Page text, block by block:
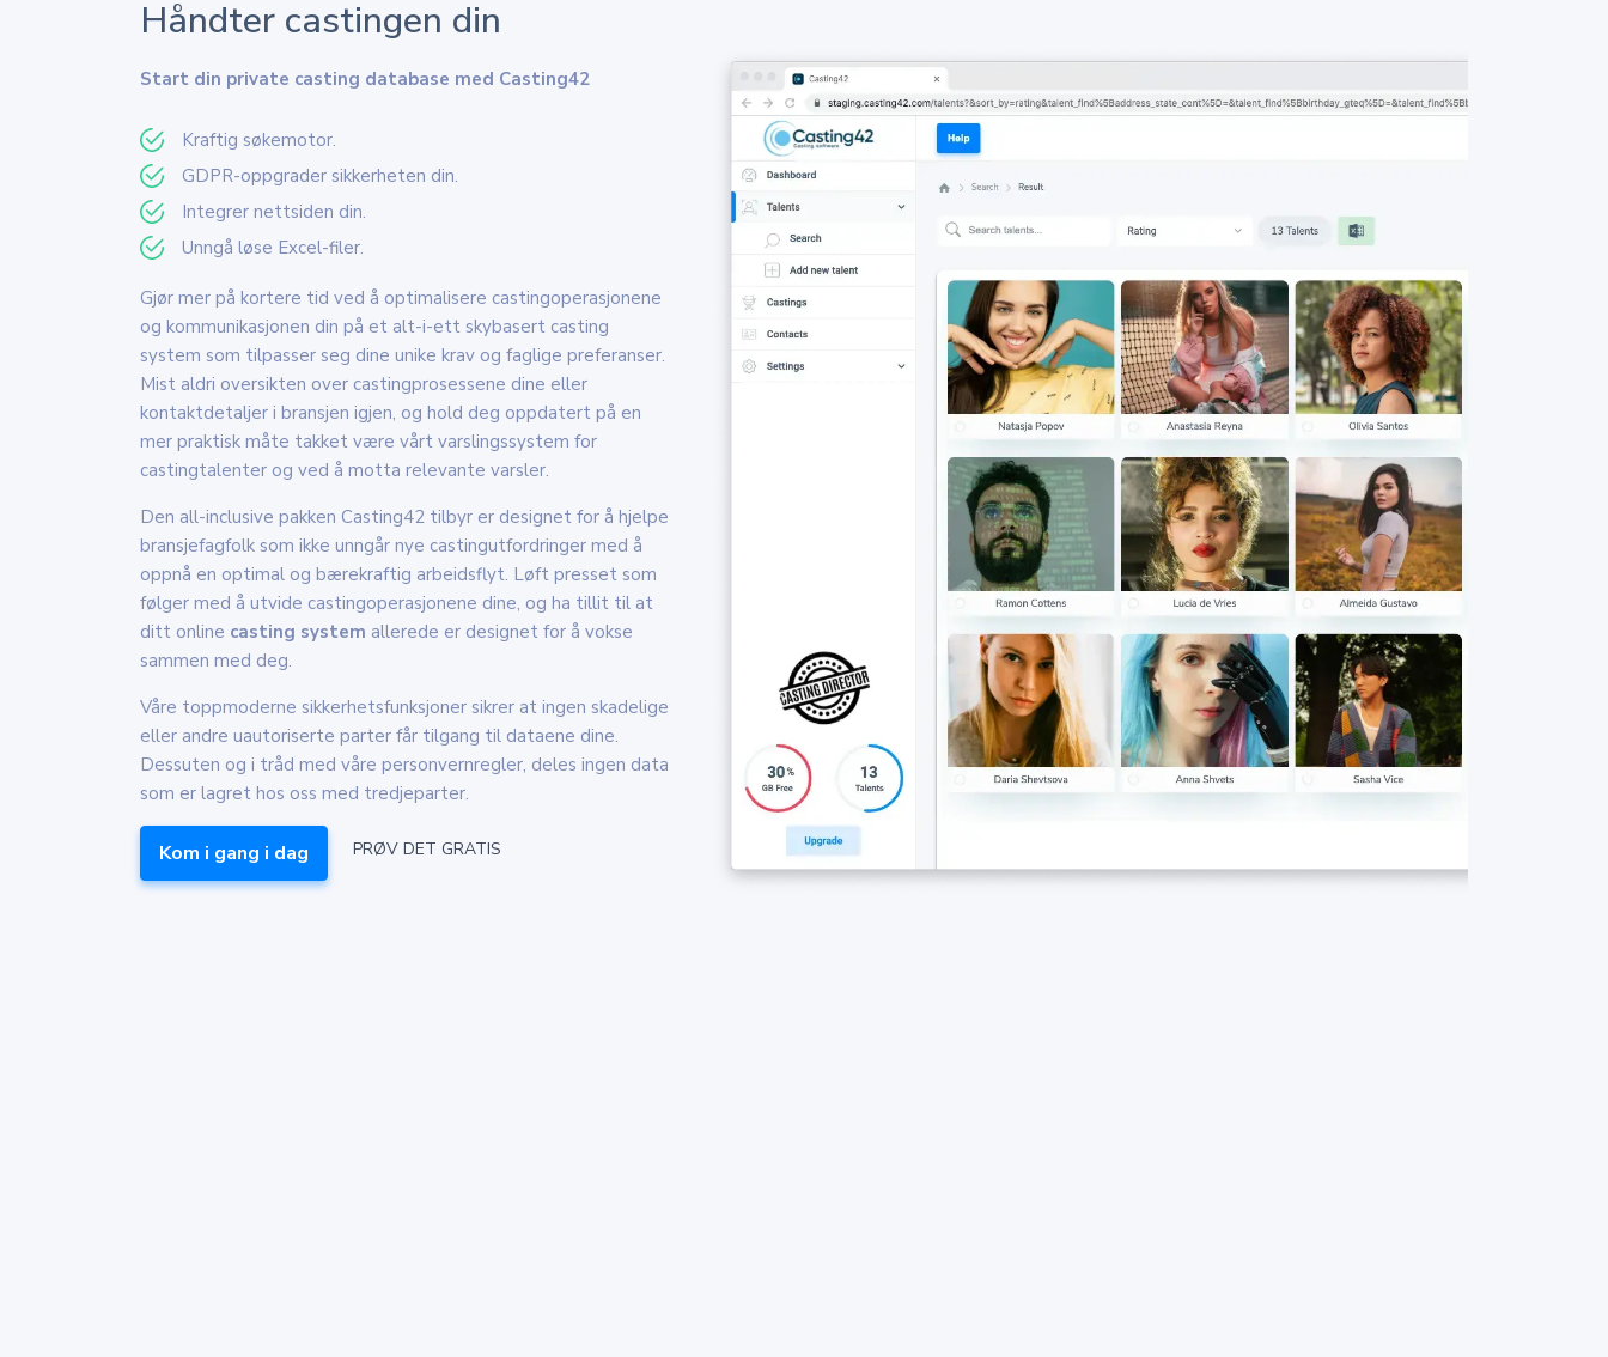
Håndter castingen din
Start din private casting database med Casting42
Kraftig søkemotor.
GDPR-oppgrader sikkerheten din.
Integrer nettsiden din.
Unngå løse Excel-filer.
Gjør mer på kortere tid ved å optimalisere castingoperasjonene
og kommunikasjonen din på et alt-i-ett skybasert casting
system som tilpasser seg dine unike krav og faglige preferanser.
Mist aldri oversikten over castingprosessene dine eller
kontaktdetaljer i bransjen igjen, og hold deg oppdatert på en
mer praktisk måte takket være vårt varslingssystem for
castingtalenter og ved å motta relevante varsler.
Den all-inclusive pakken Casting42 tilbyr er designet for å hjelpe
bransjefagfolk som ikke unngår nye castingutfordringer med å
oppnå en optimal og bærekraftig arbeidsflyt. Løft presset som
følger med å utvide castingoperasjonene dine, og ha tillit til at
ditt online casting system allerede er designet for å vokse
sammen med deg.
Våre toppmoderne sikkerhetsfunksjoner sikrer at ingen skadelige
eller andre uautoriserte parter får tilgang til dataene dine.
Dessuten og i tråd med våre personvernregler, deles ingen data
som er lagret hos oss med tredjeparter.
Kom i gang i dag PRØV DET GRATIS